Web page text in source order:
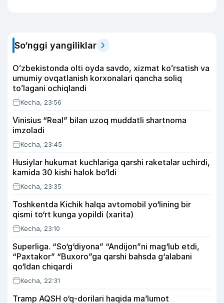
So‘nggi yangiliklar
Oʻzbekistonda olti oyda savdo, xizmat koʻrsatish va
umumiy ovqatlanish korxonalari qancha soliq
toʻlagani ochiqlandi
Kecha, 23:56
Vinisius “Real” bilan uzoq muddatli shartnoma
imzoladi
Kecha, 23:45
Husiylar hukumat kuchlariga qarshi raketalar uchirdi,
kamida 30 kishi halok bo‘ldi
Kecha, 23:35
Toshkentda Kichik halqa avtomobil yo‘lining bir
qismi to‘rt kunga yopildi (xarita)
Kecha, 23:10
Superliga. “So‘g‘diyona” “Andijon”ni mag‘lub etdi,
“Paxtakor” “Buxoro”ga qarshi bahsda g‘alabani
qo‘ldan chiqardi
Kecha, 22:31
Tramp AQSH o‘q-dorilari haqida ma’lumot